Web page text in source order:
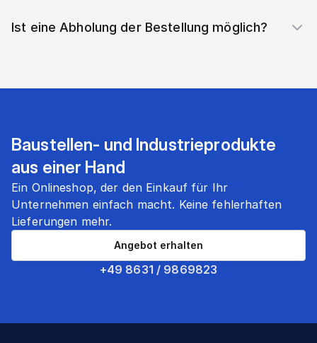
Ist eine Abholung der Bestellung möglich?
Baustellen- und Industrieprodukte
aus einer Hand
Ein Onlineshop, der den Einkauf für Ihr
Unternehmen einfach macht. Keine fehlerhaften
Lieferungen mehr.
+49 8631 / 9869823
Angebot erhalten